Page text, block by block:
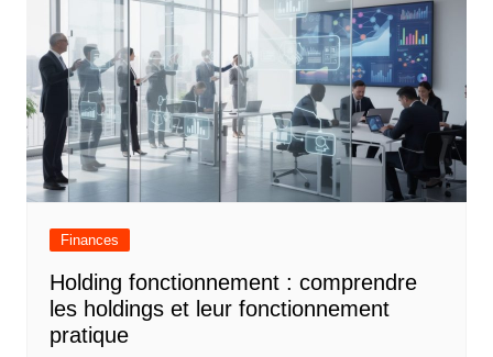
Finances
Holding fonctionnement : comprendre
les holdings et leur fonctionnement
pratique